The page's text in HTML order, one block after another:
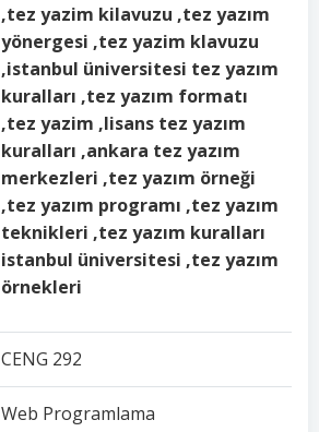
,tez yazim kilavuzu ,tez yazım
yönergesi ,tez yazim klavuzu
,istanbul üniversitesi tez yazım
kuralları ,tez yazım formatı
,tez yazim ,lisans tez yazım
kuralları ,ankara tez yazım
merkezleri ,tez yazım örneği
,tez yazım programı ,tez yazım
teknikleri ,tez yazım kuralları
istanbul üniversitesi ,tez yazım
örnekleri
CENG 292
Web Programlama